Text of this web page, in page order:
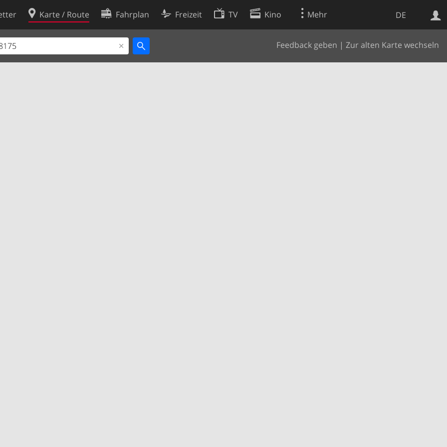
DE
Karte / Route Fahrplan Freizeit TV Kino Mehr
Feedback geben | Zur alten Karte wechseln
Websuche
Cookie-Richtlinie
Cookie-Einstellungen